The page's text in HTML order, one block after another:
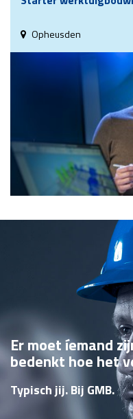
Opheusden
Er moet íemand
bedenkt hoe het
Typisch jij. Bij GMB.